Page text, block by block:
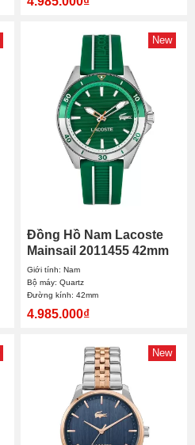
New
Đồng Hồ Nam Lacoste
Mainsail 2011455 42mm
Giới tính: Nam
Bộ máy: Quartz
Đường kính: 42mm
4.985.000₫
New